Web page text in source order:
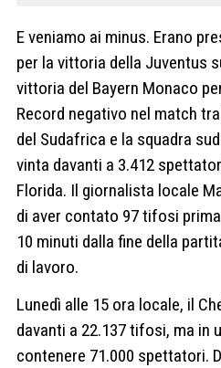
E veniamo ai minus. Erano
per la vittoria della Juventus
vittoria del Bayern Monaco
Record negativo nel match
del Sudafrica e la squadra
vinta davanti a 3.412
Florida. Il giornalista locale
di aver contato 97 tifosi
10 minuti dalla fine della
di lavoro.
Lunedì alle 15 ora locale, il
davanti a 22.137 tifosi, ma in
contenere 71.000 spettatori.